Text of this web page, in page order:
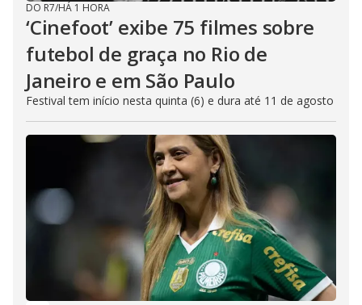
DO R7/HÁ 1 HORA
‘Cinefoot’ exibe 75 filmes sobre
futebol de graça no Rio de
Janeiro e em São Paulo
Festival tem início nesta quinta (6) e dura até 11 de agosto